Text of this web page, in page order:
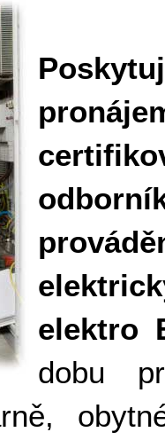
elektro
dobu